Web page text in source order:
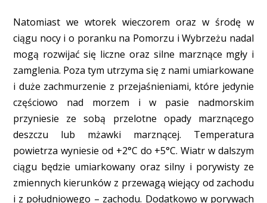
Natomiast we wtorek wieczorem oraz w środę w
ciągu nocy i o poranku na Pomorzu i Wybrzeżu nadal
mogą rozwijać się liczne oraz silne marznące mgły i
zamglenia. Poza tym utrzyma się z nami umiarkowane
i duże zachmurzenie z przejaśnieniami, które jedynie
częściowo nad morzem i w pasie nadmorskim
przyniesie ze sobą przelotne opady marznącego
deszczu lub mżawki marznącej. Temperatura
powietrza wyniesie od +2°C do +5°C. Wiatr w dalszym
ciągu będzie umiarkowany oraz silny i porywisty ze
zmiennych kierunków z przewagą wiejący od zachodu
i z południowego – zachodu. Dodatkowo w porywach